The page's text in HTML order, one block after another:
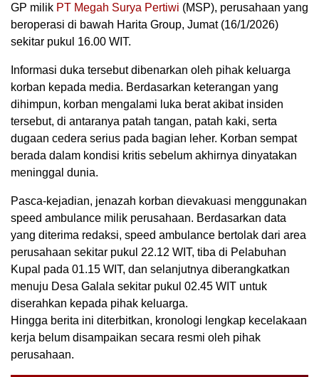
GP milik PT Megah Surya Pertiwi (MSP), perusahaan yang
beroperasi di bawah Harita Group, Jumat (16/1/2026)
sekitar pukul 16.00 WIT.
Informasi duka tersebut dibenarkan oleh pihak keluarga
korban kepada media. Berdasarkan keterangan yang
dihimpun, korban mengalami luka berat akibat insiden
tersebut, di antaranya patah tangan, patah kaki, serta
dugaan cedera serius pada bagian leher. Korban sempat
berada dalam kondisi kritis sebelum akhirnya dinyatakan
meninggal dunia.
Pasca-kejadian, jenazah korban dievakuasi menggunakan
speed ambulance milik perusahaan. Berdasarkan data
yang diterima redaksi, speed ambulance bertolak dari area
perusahaan sekitar pukul 22.12 WIT, tiba di Pelabuhan
Kupal pada 01.15 WIT, dan selanjutnya diberangkatkan
menuju Desa Galala sekitar pukul 02.45 WIT untuk
diserahkan kepada pihak keluarga.
Hingga berita ini diterbitkan, kronologi lengkap kecelakaan
kerja belum disampaikan secara resmi oleh pihak
perusahaan.